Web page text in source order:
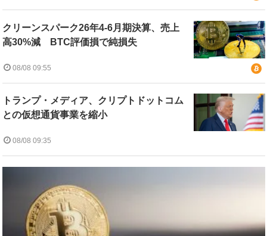
クリーンスパーク26年4-6月期決算、売上
高30%減 BTC評価損で純損失
08/08 09:55
トランプ・メディア、クリプトドットコム
との仮想通貨事業を縮小
08/08 09:35